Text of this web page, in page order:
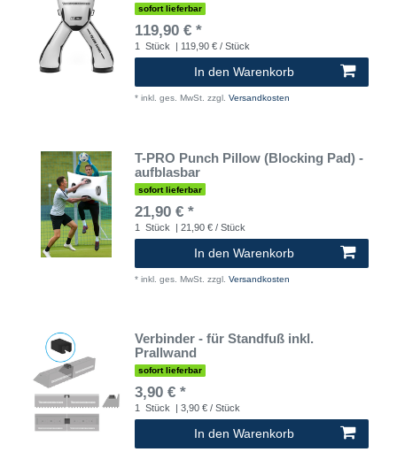
sofort lieferbar
119,90 € *
1 Stück | 119,90 € / Stück
In den Warenkorb
* inkl. ges. MwSt. zzgl. Versandkosten
T-PRO Punch Pillow (Blocking Pad) -
aufblasbar
sofort lieferbar
21,90 € *
1 Stück | 21,90 € / Stück
In den Warenkorb
* inkl. ges. MwSt. zzgl. Versandkosten
Verbinder - für Standfuß inkl.
Prallwand
sofort lieferbar
3,90 € *
1 Stück | 3,90 € / Stück
In den Warenkorb